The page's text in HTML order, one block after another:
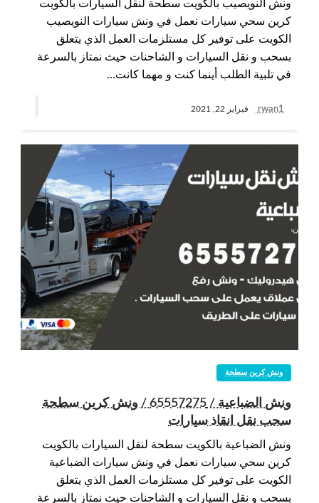
ونش النويصيب بالكويت سطحة لنقل السيارات بالكويت
كرين سحي سيارات نعمل في ونش سيارات النويصيب
الكويت على توفير كل مستلزمات العمل الذي يتعلق
بسحب و نقل السيارات و الشاحنات حيث نمتاز بالسرعة
في تلبية الطلب أينما كنت و مهما كانت…
rwan1 فبراير 22, 2021
ونش كرين سطحة
ونش الضباعية / 65557275 / ونش كرين سطحة
سحب نقل انقاذ سيارات
ونش الضباعية بالكويت سطحة لنقل السيارات بالكويت
كرين سحي سيارات نعمل في ونش سيارات الضباعية
الكويت على توفير كل مستلزمات العمل الذي يتعلق
بسحب و نقل السيارات و الشاحنات حيث نمتاز بالسرعة